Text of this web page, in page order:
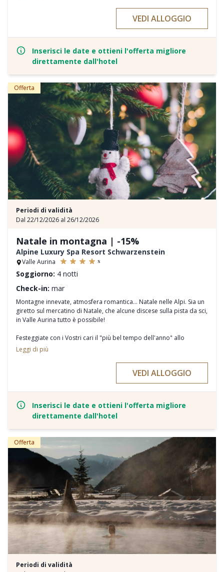
VEDI ALLOGGIO
Inserisci le date e ottieni l'offerta migliore
direttamente dall'hotel
Offerta
Periodi di validità
Dal 22/12/2026 al 26/12/2026
Natale in montagna | -15%
Alpine Luxury Spa Resort Schwarzenstein
Valle Aurina s
Soggiorno: 4 notti
Check-in: mar
Montagne innevate, atmosfera romantica… Natale nelle Alpi. Sia un
giretto sul mercatino di Natale, che alcune discese sulla pista da sci,
in Valle Aurina tutto è possibile!
Festeggiate con i Vostri cari il "più bel tempo dell'anno" allo
Schwarzenstein. Aromi sensuali e canti tradizionali Vi
accompagneranno attraverso il periodo natalizio. Il Vostro
soggiorno offrirà un'attrazione speciale, la visita di Babbo Natale
Leggi di più
VEDI ALLOGGIO
Inserisci le date e ottieni l'offerta migliore
direttamente dall'hotel
Offerta
Periodi di validità